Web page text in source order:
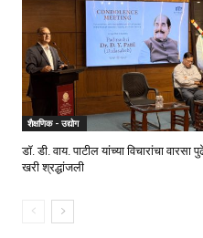
शैक्षणिक - उद्योग
डॉ. डी. वाय. पाटील यांच्या विचारांचा वारसा
खरी श्रद्धांजली